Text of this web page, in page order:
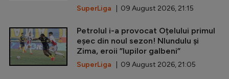
SuperLiga | 09 August 2026, 21:15
Petrolul i-a provocat Oțelului primul
eșec din noul sezon! Nlundulu și
Zima, eroii ”lupilor galbeni”
SuperLiga | 09 August 2026, 21:05